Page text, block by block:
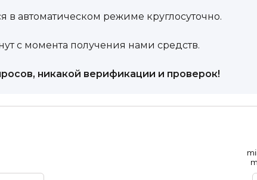
автоматическом режиме круглосуточно.
с момента получения нами средств.
никакой верификации и проверок!